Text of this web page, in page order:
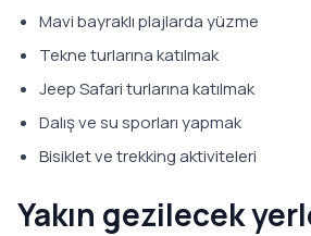
Mavi bayraklı plajlarda yüzme
Tekne turlarına katılmak
Jeep Safari turlarına katılmak
Dalış ve su sporları yapmak
Bisiklet ve trekking aktiviteleri
Yakın gezilecek